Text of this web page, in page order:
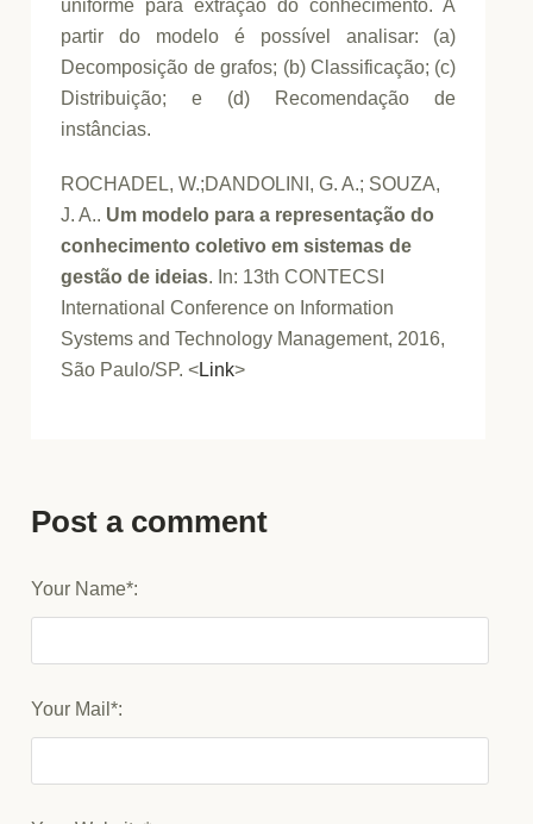
uniforme para extração do conhecimento. A
partir do modelo é possível analisar: (a)
Decomposição de grafos; (b) Classificação; (c)
Distribuição; e (d) Recomendação de
instâncias.
ROCHADEL, W.;DANDOLINI, G. A.; SOUZA,
J. A.. Um modelo para a representação do
conhecimento coletivo em sistemas de
gestão de ideias. In: 13th CONTECSI
International Conference on Information
Systems and Technology Management, 2016,
São Paulo/SP. <Link>
Post a comment
Your Name*:
Your Mail*: